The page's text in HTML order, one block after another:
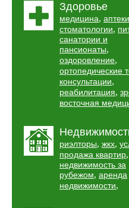
Здоровье
медицина, аптеки
стоматологии,
санатории и
пансионаты,
оздоровление,
ортопедические
консультации,
реабилитация,
восточная
риэлторы, жкх,
продажа квартир,
недвижимость за
рубежом, аренда
недвижимости,